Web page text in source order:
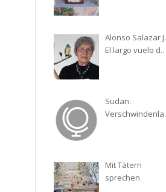
Alonso Salazar
El largo vuelo del
desaparecido
Sudan:
Mit Tätern
sprechen